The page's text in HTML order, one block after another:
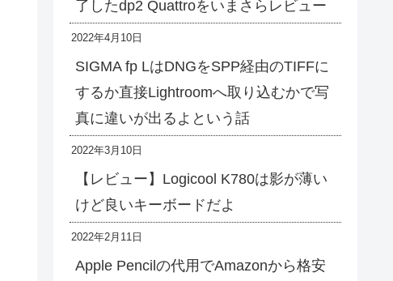
了したdp2 Quattroをいまさらレビュー
2022年4月10日
SIGMA fp LはDNGをSPP経由のTIFFに
するか直接Lightroomへ取り込むかで写
真に違いが出るよという話
2022年3月10日
【レビュー】Logicool K780は影が薄い
けど良いキーボードだよ
2022年2月11日
Apple Pencilの代用でAmazonから格安